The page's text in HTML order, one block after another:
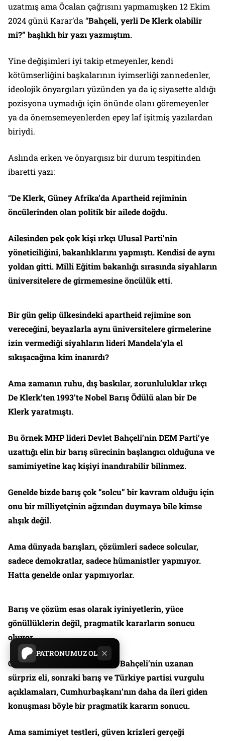
PATRONUMUZ OL
uzatmış ama Öcalan çağrısını yapmamışken 12 Ekim
2024 günü Karar’da “Bahçeli, yerli De Klerk olabilir
mi?” başlıklı bir yazı yazmıştım.
Yine değişimleri iyi takip etmeyenler, kendi
kötümserliğini başkalarının iyimserliği zannedenler,
ideolojik önyargıları yüzünden ya da iç siyasette aldığı
pozisyona uymadığı için önünde olanı göremeyenler
ya da önemsemeyenlerden epey laf işitmiş yazılardan
biriydi.
Aslında erken ve önyargısız bir durum tespitinden
ibaretti yazı:
“De Klerk, Güney Afrika’da Apartheid rejiminin
öncülerinden olan politik bir ailede doğdu.
Ailesinden pek çok kişi ırkçı Ulusal Parti’nin
yöneticiliğini, bakanlıklarını yapmıştı. Kendisi de aynı
yoldan gitti. Milli Eğitim bakanlığı sırasında siyahların
üniversitelere de girmemesine öncülük etti.
Bir gün gelip ülkesindeki apartheid rejimine son
vereceğini, beyazlarla aynı üniversitelere girmelerine
izin vermediği siyahların lideri Mandela’yla el
sıkışacağına kim inanırdı?
Ama zamanın ruhu, dış baskılar, zorunluluklar ırkçı
De Klerk’ten 1993’te Nobel Barış Ödülü alan bir De
Klerk yaratmıştı.
Bu örnek MHP lideri Devlet Bahçeli’nin DEM Parti’ye
uzattığı elin bir barış sürecinin başlangıcı olduğuna ve
samimiyetine kaç kişiyi inandırabilir bilinmez.
Genelde bizde barış çok “solcu” bir kavram olduğu için
onu bir milliyetçinin ağzından duymaya bile kimse
alışık değil.
Ama dünyada barışları, çözümleri sadece solcular,
sadece demokratlar, sadece hümanistler yapmıyor.
Hatta genelde onlar yapmıyorlar.
Barış ve çözüm esas olarak iyiniyetlerin, yüce
gönüllüklerin değil, pragmatik kararların sonucu
oluyor.
Görülüyor ki, son bir haftada Bahçeli’nin uzanan
sürpriz eli, sonraki barış ve Türkiye partisi vurgulu
açıklamaları, Cumhurbaşkanı’nın daha da ileri giden
konuşması böyle bir pragmatik kararın sonucu.
Ama samimiyet testleri, güven krizleri gerçeği